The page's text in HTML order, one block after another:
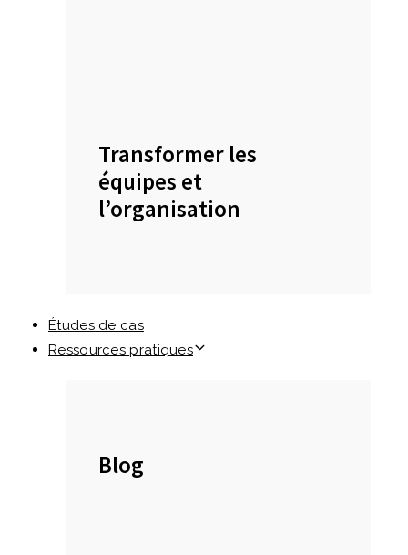
Transformer les
équipes et
l’organisation
Études de cas
Ressources pratiques
Blog